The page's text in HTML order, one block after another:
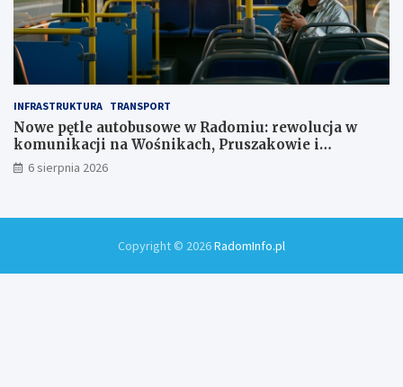
INFRASTRUKTURA TRANSPORT
Nowe pętle autobusowe w Radomiu: rewolucja w
komunikacji na Wośnikach, Pruszakowie i
Zamłyniu
6 sierpnia 2026
Copyright © 2026RadomInfo.pl